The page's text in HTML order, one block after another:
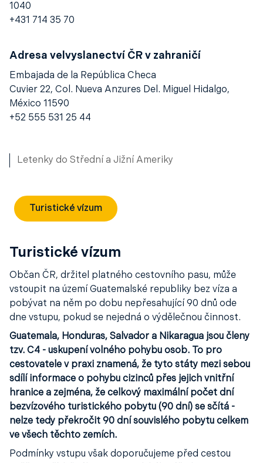
1040
+431 714 35 70
Adresa velvyslanectví ČR v zahraničí
Embajada de la República Checa
Cuvier 22, Col. Nueva Anzures Del. Miguel Hidalgo,
México 11590
+52 555 531 25 44
Letenky do Střední a Jižní Ameriky
Turistické vízum
Turistické vízum
Občan ČR, držitel platného cestovního pasu, může
vstoupit na území Guatemalské republiky bez víza a
pobývat na něm po dobu nepřesahující 90 dnů ode
dne vstupu, pokud se nejedná o výdělečnou činnost.
Guatemala, Honduras, Salvador a Nikaragua jsou členy
tzv. C4 - uskupení volného pohybu osob. To pro
cestovatele v praxi znamená, že tyto státy mezi sebou
sdílí informace o pohybu cizinců přes jejich vnitřní
hranice a zejména, že celkový maximální počet dní
bezvízového turistického pobytu (90 dní) se sčítá -
nelze tedy překročit 90 dní souvislého pobytu celkem
ve všech těchto zemích.
Podmínky vstupu však doporučujeme před cestou